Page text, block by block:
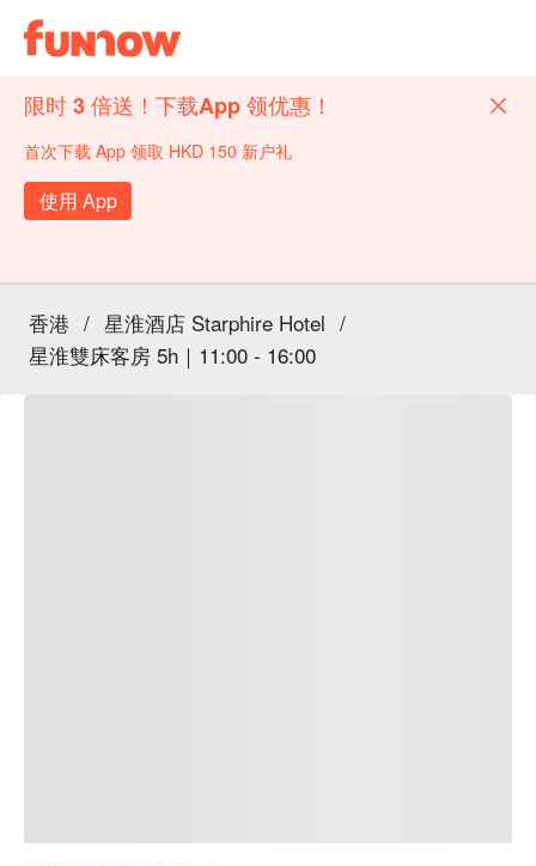
限时 3 倍送！下载App 领优惠！
首次下载 App 领取 HKD 150 新户礼
使用 App
香港 / 星淮酒店 Starphire Hotel /
星淮雙床客房 5h｜11:00 - 16:00